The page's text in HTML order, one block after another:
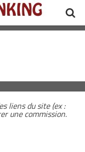
liens du site (ex :
une commission.